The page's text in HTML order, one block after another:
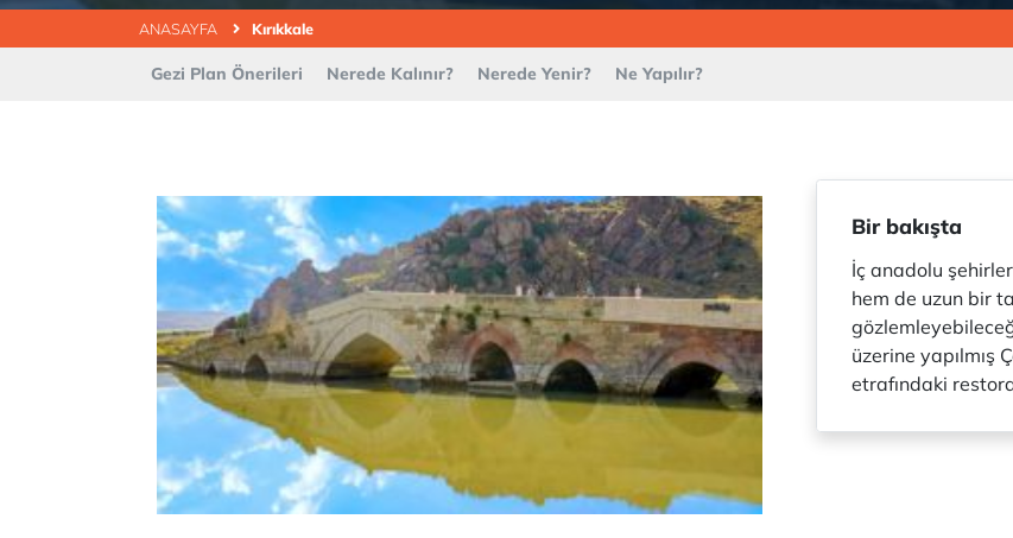
ANASAYFA Kırıkkale
Gezi Plan Önerileri Nerede Kalınır? Nerede Yenir? Ne Yapılır?
Bir bakışta
İç anadolu
hem de uzun bir
üzerine yapılmış
etrafındaki